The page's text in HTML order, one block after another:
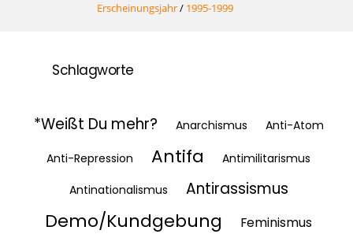
Erscheinungsjahr/ 1995-1999
Schlagworte
*Weißt Du mehr? Anarchismus Anti-Atom
Anti-Repression Antifa
Antimilitarismus
Antinationalismus
Antirassismus
Demo/Kundgebung Feminismus